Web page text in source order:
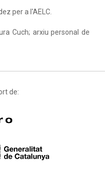
per a l'AELC.
Cuch; arxiu personal de
de: